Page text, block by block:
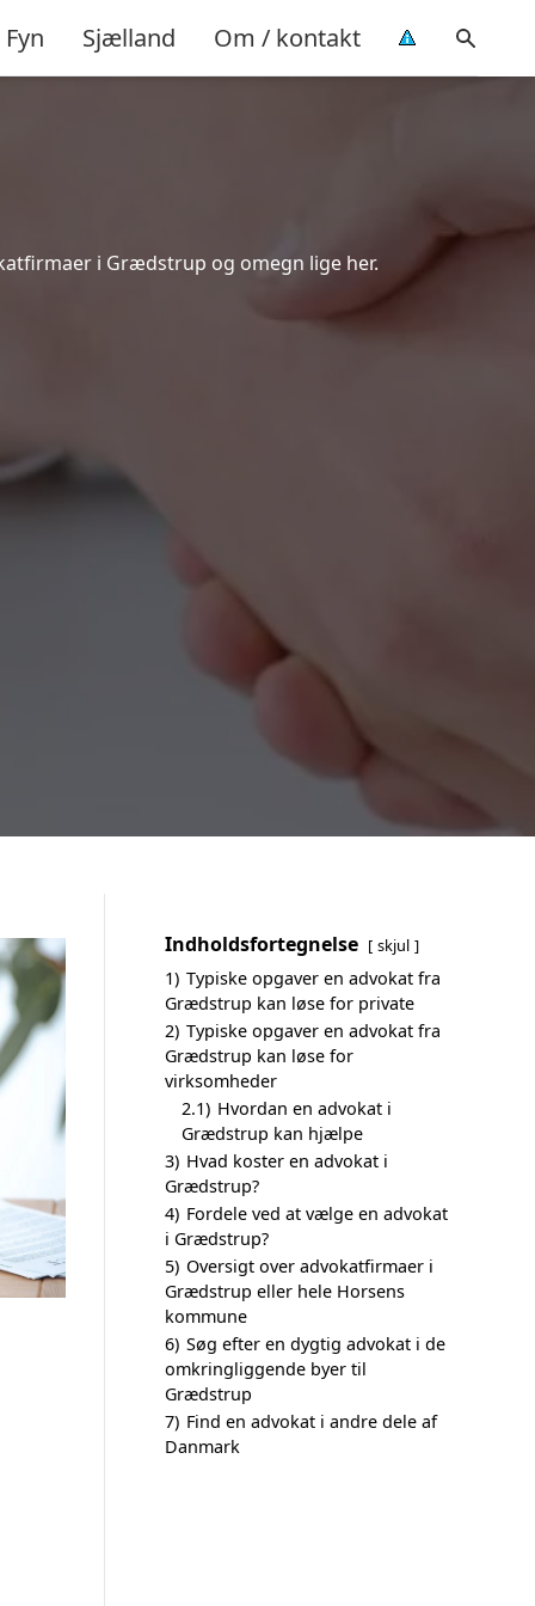
Fyn Sjælland Om / kontakt
i Grædstrup og omegn lige her.
Indholdsfortegnelse skjul
1) Typiske opgaver en advokat fra
Grædstrup kan løse for private
2) Typiske opgaver en advokat fra
Grædstrup kan løse for
virksomheder
2.1) Hvordan en advokat i
Grædstrup kan hjælpe
3) Hvad koster en advokat i
Grædstrup?
4) Fordele ved at vælge en advokat
i Grædstrup?
5) Oversigt over advokatfirmaer i
Grædstrup eller hele Horsens
kommune
6) Søg efter en dygtig advokat i de
omkringliggende byer til
Grædstrup
7) Find en advokat i andre dele af
Danmark